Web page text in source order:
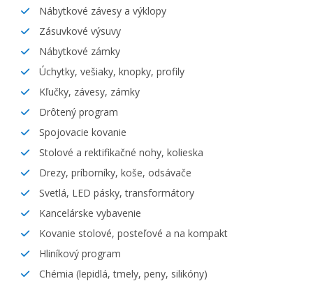
Nábytkové závesy a výklopy
Zásuvkové výsuvy
Nábytkové zámky
Úchytky, vešiaky, knopky, profily
Kľučky, závesy, zámky
Drôtený program
Spojovacie kovanie
Stolové a rektifikačné nohy, kolieska
Drezy, príborníky, koše, odsávače
Svetlá, LED pásky, transformátory
Kancelárske vybavenie
Kovanie stolové, posteľové a na kompakt
Hliníkový program
Chémia (lepidlá, tmely, peny, silikóny)